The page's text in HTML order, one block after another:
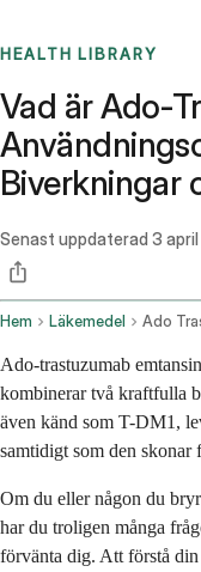
HEALTH LIBRARY
Vad är Ado-
Biverkningar
Senast uppdaterad 3
Hem Läkemedel
Ado-trastuzumab
kombinerar två kraftfulla
även känd som T-DM1,
samtidigt som den
Om du eller någon du
har du troligen många
förvänta dig. Att förstå